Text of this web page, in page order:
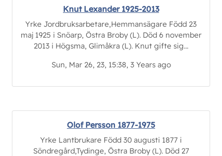
Knut Lexander 1925-2013
Yrke Jordbruksarbetare,Hemmansägare Född 23
maj 1925 i Snöarp, Östra Broby (L). Död 6 november
2013 i Högsma, Glimåkra (L). Knut gifte sig...
Sun, Mar 26, 23, 15:38, 3 Years ago
Olof Persson 1877-1975
Yrke Lantbrukare Född 30 augusti 1877 i
Söndregård,Tydinge, Östra Broby (L). Död 27